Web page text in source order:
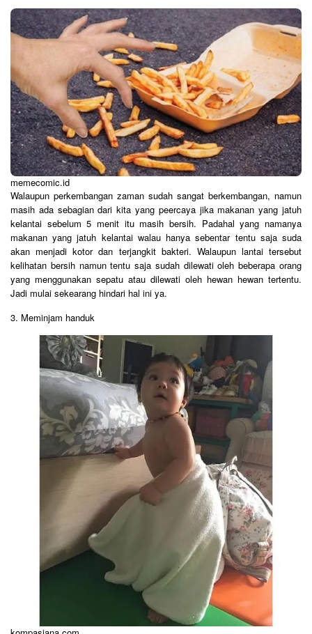
memecomic.id
Walaupun perkembangan zaman sudah sangat berkembangan, namun
masih ada sebagian dari kita yang peercaya jika makanan yang jatuh
kelantai sebelum 5 menit itu masih bersih. Padahal yang namanya
makanan yang jatuh kelantai walau hanya sebentar tentu saja suda
akan menjadi kotor dan terjangkit bakteri. Walaupun lantai tersebut
kelihatan bersih namun tentu saja sudah dilewati oleh beberapa orang
yang menggunakan sepatu atau dilewati oleh hewan hewan tertentu.
Jadi mulai sekearang hindari hal ini ya.
3. Meminjam handuk